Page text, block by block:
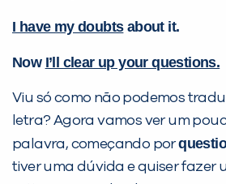
I have my doubtsabout it.
Now I’ll clear up your questions.
Viu só como não podemos
letra? Agora vamos ver um
palavra, começando por
tiver uma dúvida e quiser fazer
Sim Não
VOLTAR